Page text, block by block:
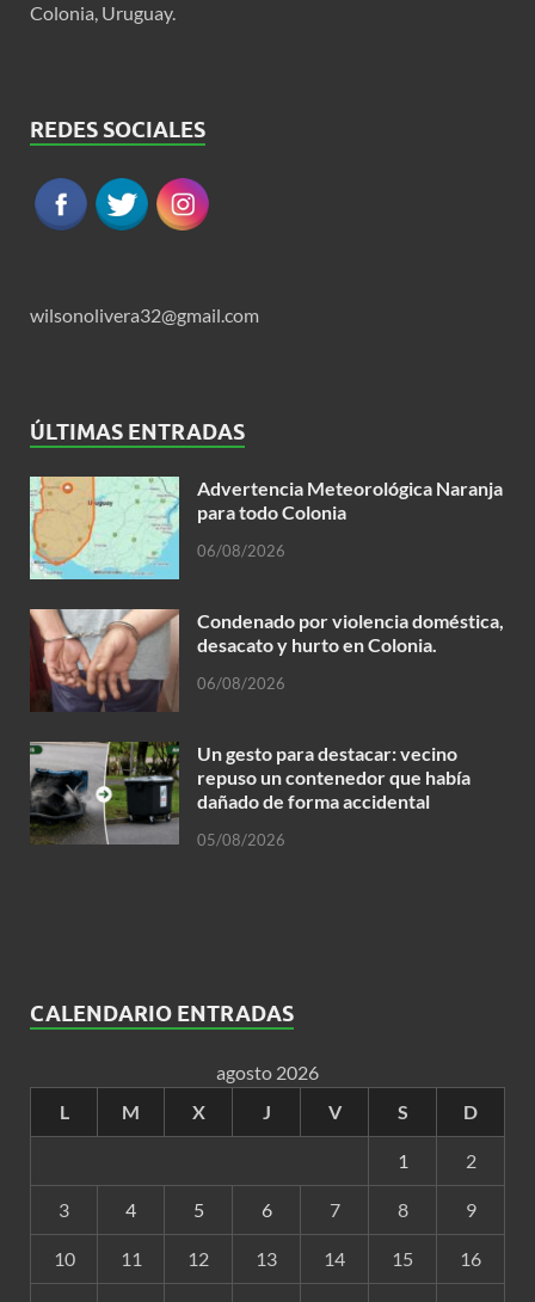
Colonia, Uruguay.
REDES SOCIALES
wilsonolivera32@gmail.com
ÚLTIMAS ENTRADAS
Advertencia Meteorológica Naranja
para todo Colonia
06/08/2026
Condenado por violencia doméstica,
desacato y hurto en Colonia.
06/08/2026
Un gesto para destacar: vecino
repuso un contenedor que había
dañado de forma accidental
05/08/2026
CALENDARIO ENTRADAS
agosto 2026
L
M X J V S D
1 2
3 4 5 6 7 8 9
10 11 12 13 14 15 16